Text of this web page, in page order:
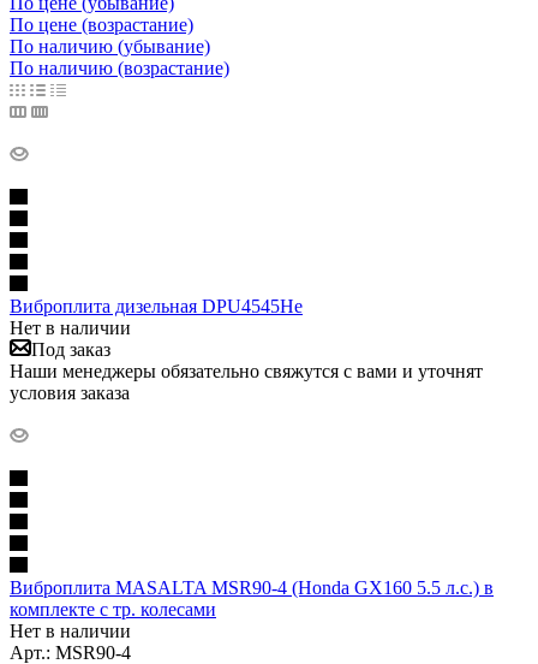
По цене (возрастание)
По наличию (убывание)
По наличию (возрастание)
Виброплита дизельная DPU4545He
Нет в наличии
Под заказ
Наши менеджеры обязательно свяжутся с вами и уточнят
условия заказа
Виброплита MASALTA MSR90-4 (Honda GX160 5.5 л.с.) в
комплекте с тр. колесами
Нет в наличии
Арт.: MSR90-4